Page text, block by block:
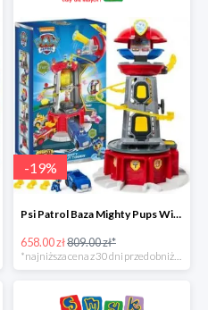
-19%
Psi Patrol Baza Mighty Pups Wieża obserwacyjna+pojazd z figurką -19%
658.00 zł809.00 zł*